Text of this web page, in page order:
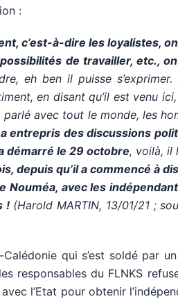
:
c’est-à-dire les loyalistes,
de travailler, etc.,
eh ben il puisse s’exprimer.
en disant qu’il est venu
avec tout le monde, les
entrepris des discussions
démarré le 29 octobre, voilà, il
depuis qu’il a commencé à
Nouméa, avec les
!(Harold MARTIN, 13/01/21 ;
qui s’est soldé par
responsables du FLNKS
l’Etat pour obtenir